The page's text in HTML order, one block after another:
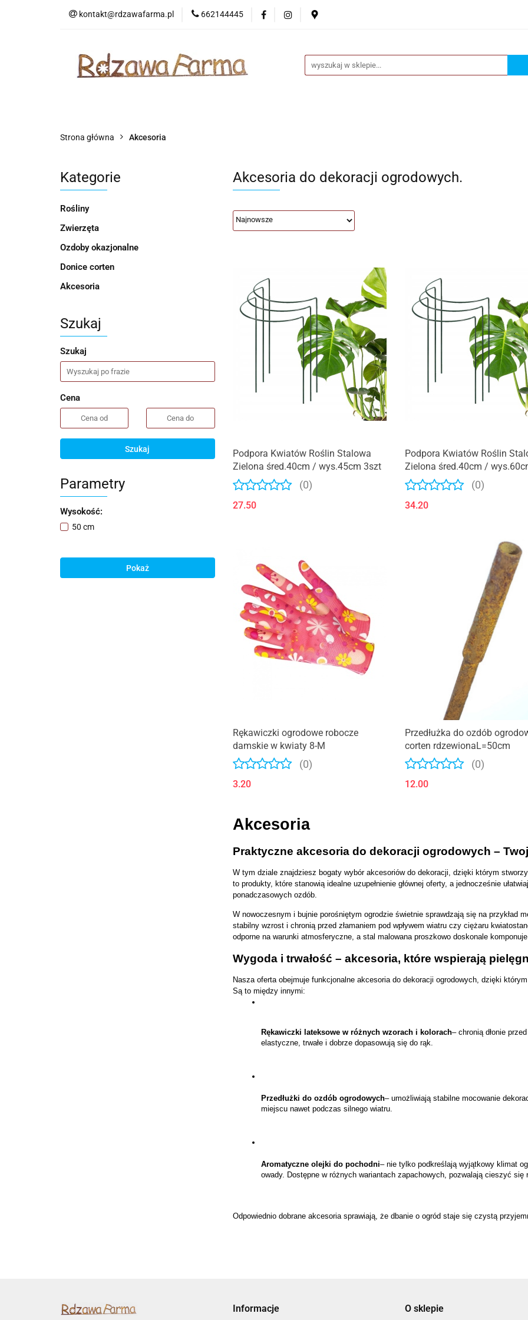
kontakt@rdzawafarma.pl 662144445
Rośliny Zwierzęta Ozdoby okazjonalne
Kontakt Wasze Fantazje
Strona główna Akcesoria
Kategorie
Rośliny
Zwierzęta
Ozdoby okazjonalne
Donice corten
Akcesoria
Szukaj
Szukaj
Cena
Szukaj
Parametry
Wysokość:
50 cm
Pokaż
Akcesoria do dekoracji ogrodowych.
Podpora Kwiatów Roślin Stalowa
Zielona śred.40cm / wys.45cm 3szt
(0)
27.50
Podpora Kwiatów Roślin
Zielona śred.40cm /
SZTUKI
(0)
34.20
Rękawiczki ogrodowe robocze
damskie w kwiaty 8-M
(0)
3.20
Przedłużka do ozdób
corten rdzewionaL=50cm
(0)
12.00
Akcesoria
Praktyczne akcesoria do dekoracji ogrodowych –
W tym dziale znajdziesz bogaty wybór akcesoriów do dekoracji, dzięki którym
to produkty, które stanowią idealne uzupełnienie głównej oferty, a jednocześnie
ponadczasowych ozdób.
W nowoczesnym i bujnie porośniętym ogrodzie świetnie sprawdzają się na przykład
stabilny wzrost i chronią przed złamaniem pod wpływem wiatru czy ciężaru
odporne na warunki atmosferyczne, a stal malowana proszkowo doskonale
Wygoda i trwałość – akcesoria, które wspierają
Nasza oferta obejmuje funkcjonalne akcesoria do dekoracji ogrodowych, dzięki
Są to między innymi:
Rękawiczki lateksowe w różnych wzorach i kolorach– chronią dłonie
elastyczne, trwałe i dobrze dopasowują się do rąk.
Przedłużki do ozdób ogrodowych– umożliwiają stabilne mocowanie
miejscu nawet podczas silnego wiatru.
Aromatyczne olejki do pochodni– nie tylko podkreślają wyjątkowy klimat
owady. Dostępne w różnych wariantach zapachowych, pozwalają cieszyć
Odpowiednio dobrane akcesoria sprawiają, że dbanie o ogród staje się czystą
Informacje O sklepie